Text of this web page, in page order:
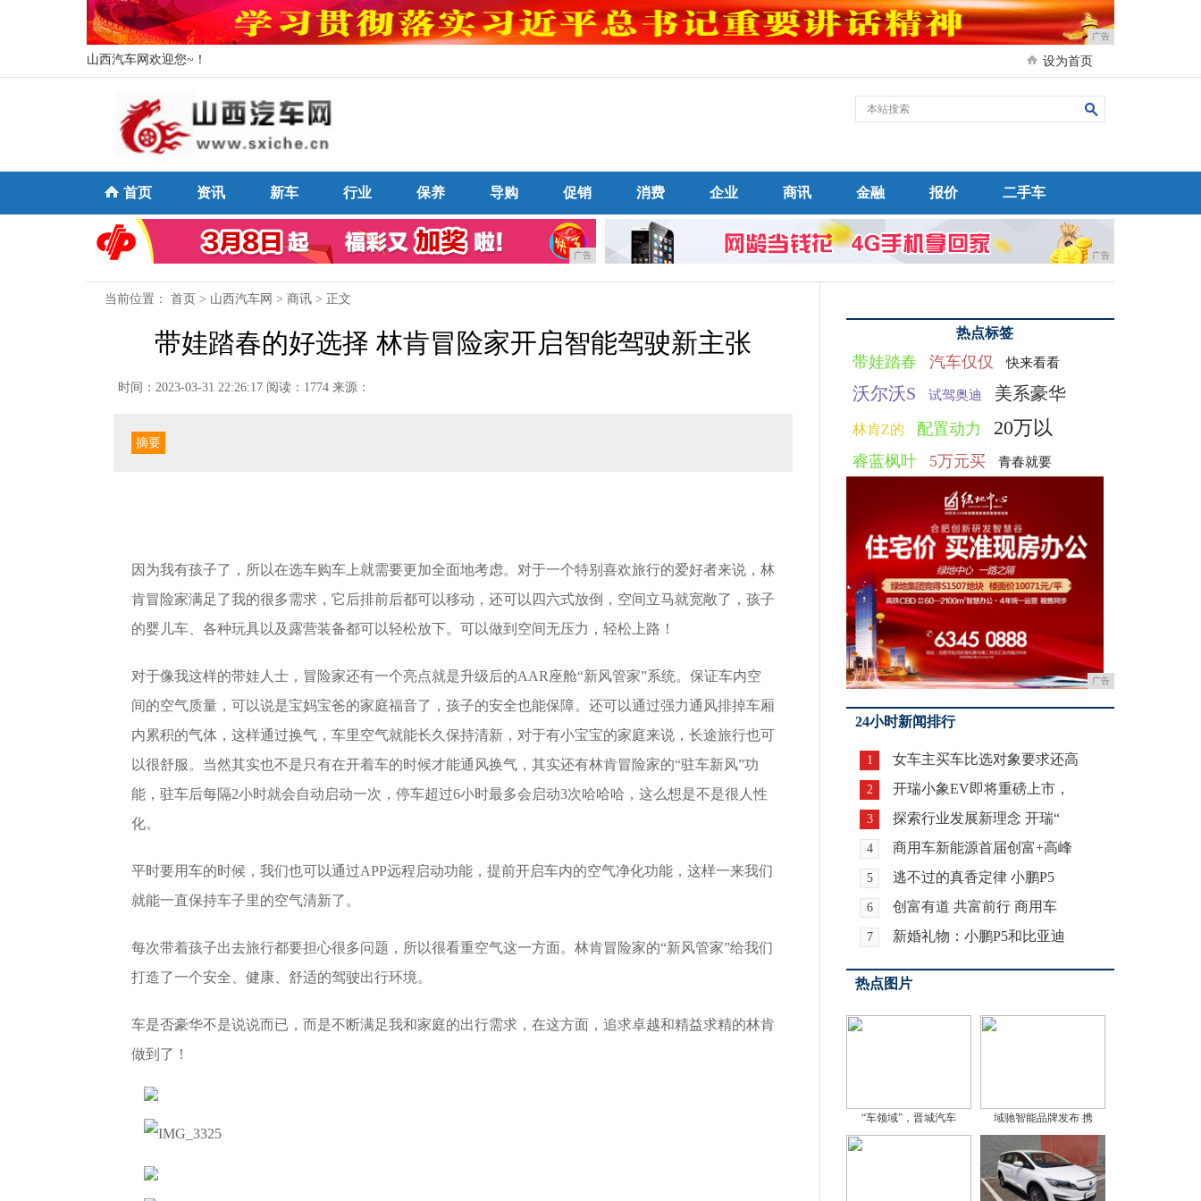
广告
山西汽车网欢迎您~！ 设为首页
首页 资讯 新车 行业 保养 导购 促销 消费 企业 商讯 金融 报价 二手车
广告 广告
当前位置： 首页 > 山西汽车网 > 商讯 > 正文
带娃踏春的好选择 林肯冒险家开启智能驾驶新主张
时间：2023-03-31 22:26:17 阅读：1774 来源：
摘要
因为我有孩子了，所以在选车购车上就需要更加全面地考虑。对于一个特别喜欢旅行的爱好者来说，林
肯冒险家满足了我的很多需求，它后排前后都可以移动，还可以四六式放倒，空间立马就宽敞了，孩子
的婴儿车、各种玩具以及露营装备都可以轻松放下。可以做到空间无压力，轻松上路！
对于像我这样的带娃人士，冒险家还有一个亮点就是升级后的AAR座舱“新风管家”系统。保证车内空
间的空气质量，可以说是宝妈宝爸的家庭福音了，孩子的安全也能保障。还可以通过强力通风排掉车厢
内累积的气体，这样通过换气，车里空气就能长久保持清新，对于有小宝宝的家庭来说，长途旅行也可
以很舒服。当然其实也不是只有在开着车的时候才能通风换气，其实还有林肯冒险家的“驻车新风”功
能，驻车后每隔2小时就会自动启动一次，停车超过6小时最多会启动3次哈哈哈，这么想是不是很人性
化。
平时要用车的时候，我们也可以通过APP远程启动功能，提前开启车内的空气净化功能，这样一来我们
就能一直保持车子里的空气清新了。
每次带着孩子出去旅行都要担心很多问题，所以很看重空气这一方面。林肯冒险家的“新风管家”给我们
打造了一个安全、健康、舒适的驾驶出行环境。
车是否豪华不是说说而已，而是不断满足我和家庭的出行需求，在这方面，追求卓越和精益求精的林肯
做到了！
热点标签
带娃踏春 汽车仅仅 快来看看
沃尔沃S 试驾奥迪 美系豪华
林肯Z的 配置动力 20万以
睿蓝枫叶 5万元买 青春就要
广告
24小时新闻排行
1 女车主买车比选对象要求还高
2 开瑞小象EV即将重磅上市，
3 探索行业发展新理念 开瑞“
4 商用车新能源首届创富+高峰
5 逃不过的真香定律 小鹏P5
6 创富有道 共富前行 商用车
7 新婚礼物：小鹏P5和比亚迪
热点图片
“车领域”，晋城汽车 域驰智能品牌发布 携